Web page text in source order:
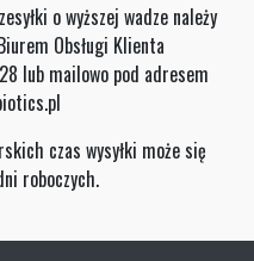
o wyższej wadze należy
Obsługi Klienta
lub mailowo pod adresem
czas wysyłki może się
roboczych.